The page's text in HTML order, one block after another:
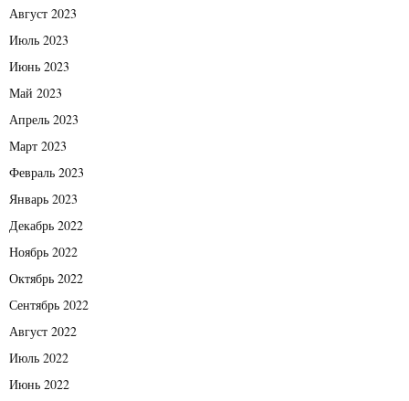
Август 2023
Июль 2023
Июнь 2023
Май 2023
Апрель 2023
Март 2023
Февраль 2023
Январь 2023
Декабрь 2022
Ноябрь 2022
Октябрь 2022
Сентябрь 2022
Август 2022
Июль 2022
Июнь 2022